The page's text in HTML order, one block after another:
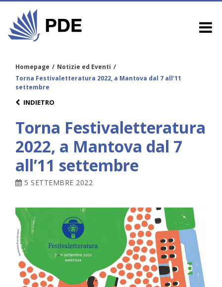
Homepage / Notizie ed Eventi /
Torna Festivaletteratura 2022, a Mantova dal 7 all’11
settembre
INDIETRO
Torna Festivaletteratura
2022, a Mantova dal 7
all’11 settembre
5 SETTEMBRE 2022